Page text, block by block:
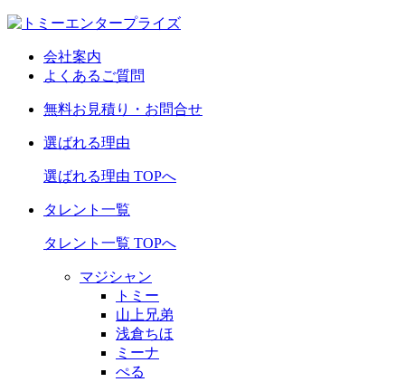
会社案内
よくあるご質問
無料お見積り・お問合せ
選ばれる理由
選ばれる理由 TOPへ
タレント一覧
タレント一覧 TOPへ
マジシャン
トミー
山上兄弟
浅倉ちほ
ミーナ
ぺる